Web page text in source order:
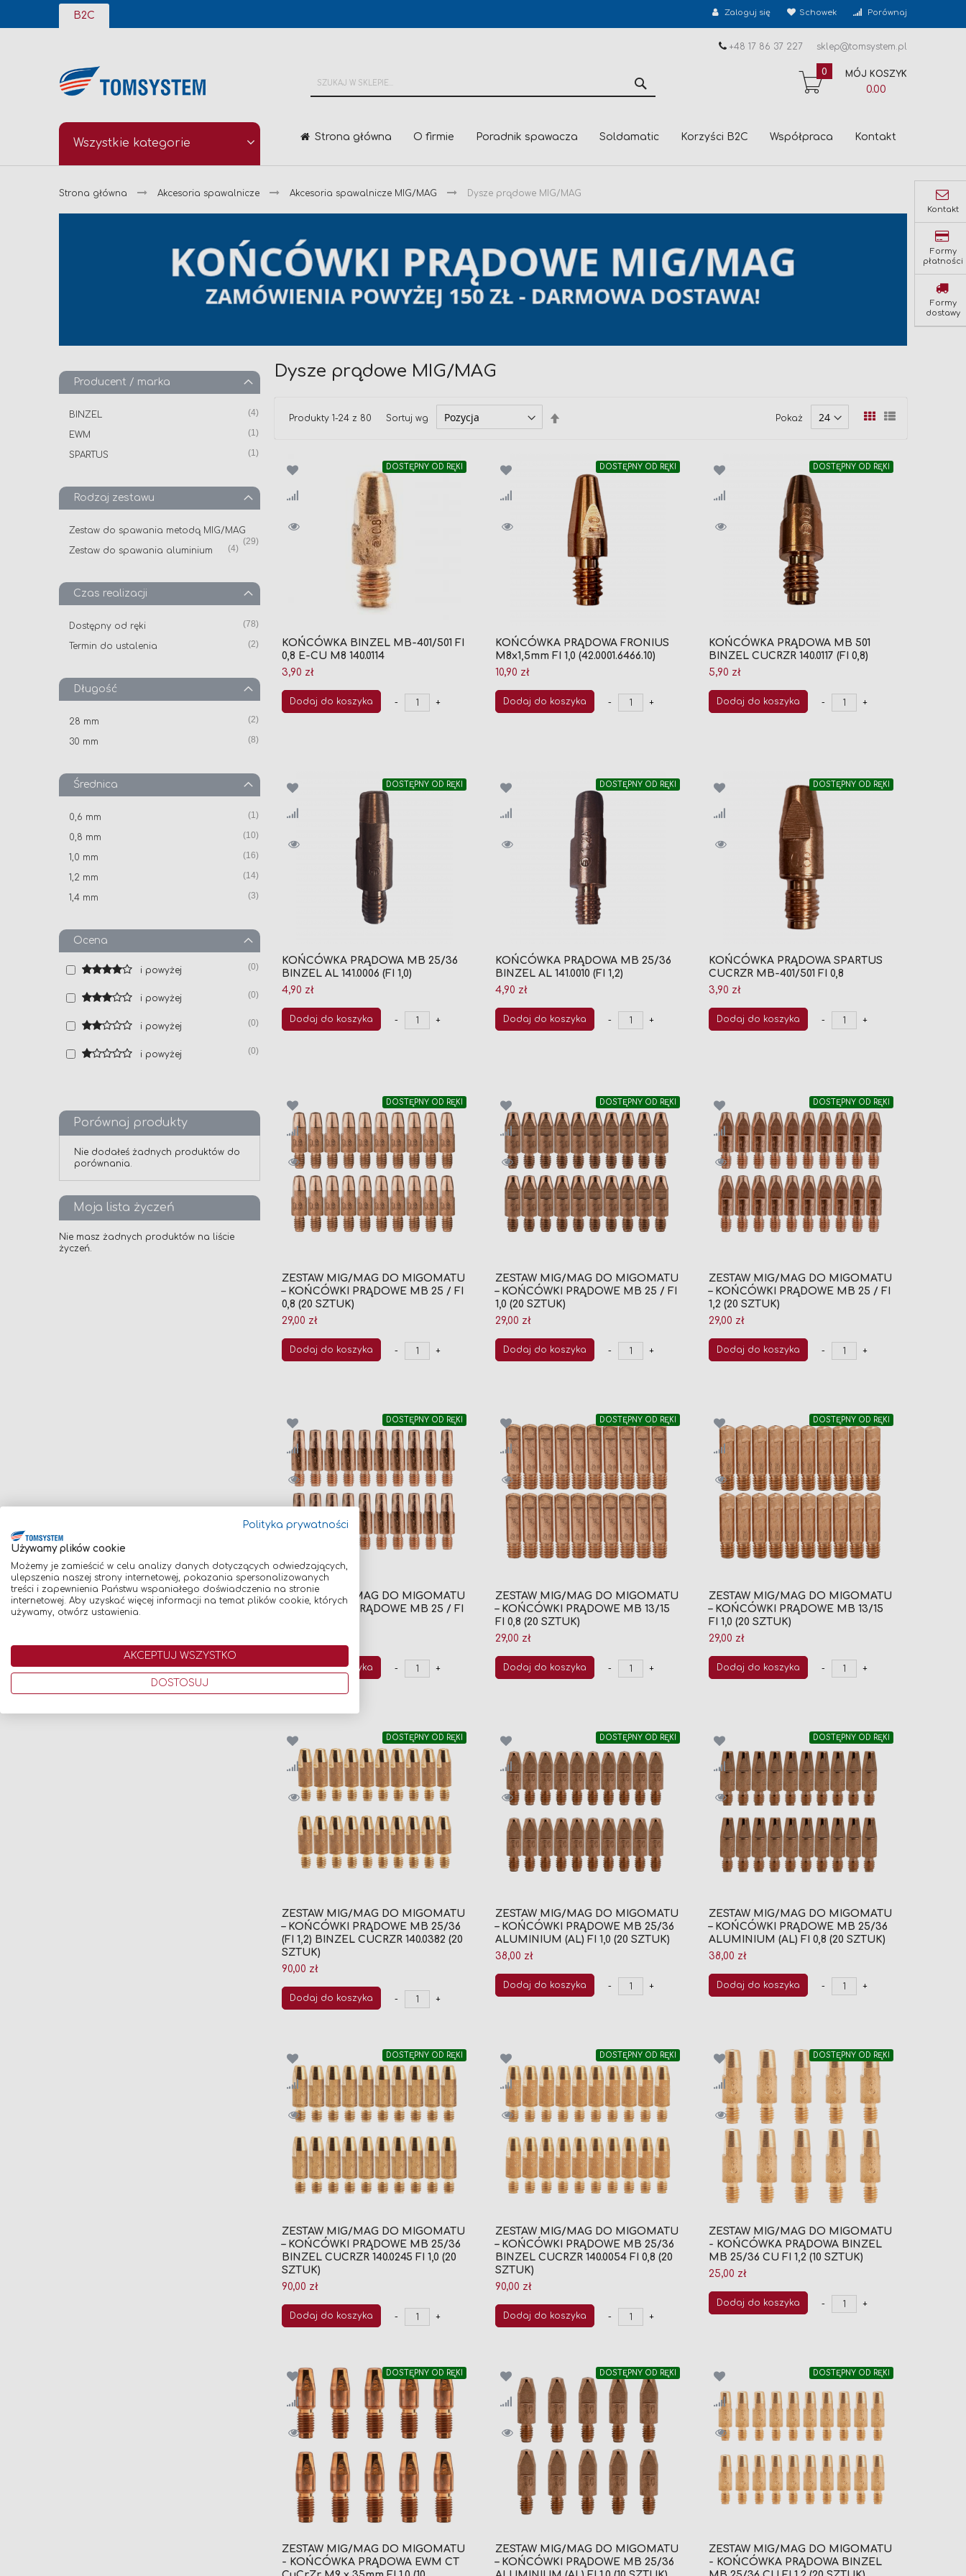
Przejdź
treści
B2C Zaloguj się Schowek Porównaj
+48 17 86 37 227 sklep@tomsystem.pl
MÓJ KOSZYK
0.00
0
Wszystkie kategorie Strona główna O firmie Poradnik spawacza Soldamatic Korzyści B2C Współpraca Kontakt
Strona główna Akcesoria spawalnicze Akcesoria spawalnicze MIG/MAG Dysze prądowe MIG/MAG
Dysze prądowe MIG/MAG
Produkty 1-24 z 80 Sortuj wg
Zobacz
jako
SiatkaLista
Pokaż
DOSTĘPNY OD RĘKI
KOŃCÓWKA BINZEL MB-401/501 FI
0,8 E-CU M8 140.0114
3,90 zł
Dodaj do koszyka - +
DOSTĘPNY OD RĘKI
KOŃCÓWKA PRĄDOWA FRONIUS
M8x1,5mm FI 1,0 (42.0001.6466.10)
10,90 zł
Dodaj do koszyka - +
DOSTĘPNY OD RĘKI
KOŃCÓWKA PRĄDOWA MB 501
BINZEL CUCRZR 140.0117 (FI 0,8)
5,90 zł
Dodaj do koszyka - +
DOSTĘPNY OD RĘKI
KOŃCÓWKA PRĄDOWA MB 25/36
BINZEL AL 141.0006 (FI 1,0)
4,90 zł
Dodaj do koszyka - +
DOSTĘPNY OD RĘKI
KOŃCÓWKA PRĄDOWA MB 25/36
BINZEL AL 141.0010 (FI 1,2)
4,90 zł
Dodaj do koszyka - +
DOSTĘPNY OD RĘKI
KOŃCÓWKA PRĄDOWA SPARTUS
CUCRZR MB-401/501 FI 0,8
3,90 zł
Dodaj do koszyka - +
DOSTĘPNY OD RĘKI
ZESTAW MIG/MAG DO MIGOMATU
– KOŃCÓWKI PRĄDOWE MB 25 / FI
0,8 (20 SZTUK)
29,00 zł
Dodaj do koszyka - +
DOSTĘPNY OD RĘKI
ZESTAW MIG/MAG DO MIGOMATU
– KOŃCÓWKI PRĄDOWE MB 25 / FI
1,0 (20 SZTUK)
29,00 zł
Dodaj do koszyka - +
DOSTĘPNY OD RĘKI
ZESTAW MIG/MAG DO MIGOMATU
– KOŃCÓWKI PRĄDOWE MB 25 / FI
1,2 (20 SZTUK)
29,00 zł
Dodaj do koszyka - +
DOSTĘPNY OD RĘKI
ZESTAW MIG/MAG DO MIGOMATU
– KOŃCÓWKI PRĄDOWE MB 25 / FI
Dodaj do koszyka - +
DOSTĘPNY OD RĘKI
ZESTAW MIG/MAG DO MIGOMATU
– KOŃCÓWKI PRĄDOWE MB 13/15
FI 0,8 (20 SZTUK)
29,00 zł
Dodaj do koszyka - +
DOSTĘPNY OD RĘKI
ZESTAW MIG/MAG DO MIGOMATU
– KOŃCÓWKI PRĄDOWE MB 13/15
FI 1,0 (20 SZTUK)
29,00 zł
Dodaj do koszyka - +
DOSTĘPNY OD RĘKI
ZESTAW MIG/MAG DO MIGOMATU
– KOŃCÓWKI PRĄDOWE MB 25/36
(FI 1,2) BINZEL CUCRZR 140.0382 (20
SZTUK)
90,00 zł
Dodaj do koszyka - +
DOSTĘPNY OD RĘKI
ZESTAW MIG/MAG DO MIGOMATU
– KOŃCÓWKI PRĄDOWE MB 25/36
ALUMINIUM (AL) FI 1,0 (20 SZTUK)
38,00 zł
Dodaj do koszyka - +
DOSTĘPNY OD RĘKI
ZESTAW MIG/MAG DO MIGOMATU
– KOŃCÓWKI PRĄDOWE MB 25/36
ALUMINIUM (AL) FI 0,8 (20 SZTUK)
38,00 zł
Dodaj do koszyka - +
DOSTĘPNY OD RĘKI
ZESTAW MIG/MAG DO MIGOMATU
– KOŃCÓWKI PRĄDOWE MB 25/36
BINZEL CUCRZR 140.0245 FI 1,0 (20
SZTUK)
90,00 zł
Dodaj do koszyka - +
DOSTĘPNY OD RĘKI
ZESTAW MIG/MAG DO MIGOMATU
– KOŃCÓWKI PRĄDOWE MB 25/36
BINZEL CUCRZR 140.0054 FI 0,8 (20
SZTUK)
90,00 zł
Dodaj do koszyka - +
DOSTĘPNY OD RĘKI
ZESTAW MIG/MAG DO MIGOMATU
- KOŃCÓWKA PRĄDOWA BINZEL
MB 25/36 CU FI 1,2 (10 SZTUK)
25,00 zł
Dodaj do koszyka - +
DOSTĘPNY OD RĘKI
ZESTAW MIG/MAG DO MIGOMATU
- KOŃCÓWKA PRĄDOWA EWM CT
DOSTĘPNY OD RĘKI
ZESTAW MIG/MAG DO MIGOMATU
– KOŃCÓWKI PRĄDOWE MB 25/36
DOSTĘPNY OD RĘKI
ZESTAW MIG/MAG DO MIGOMATU
- KOŃCÓWKA PRĄDOWA BINZEL
Kontakt
Formy
płatności
Formy
dostawy
Producent / marka
BINZEL 4produkt
EWM 1produkt
SPARTUS 1produkt
Rodzaj zestawu
Zestaw do spawania metodą MIG/MAG
29produkt
Zestaw do spawania aluminium
4produkt
Czas realizacji
Dostępny od ręki 78produkt
Termin do ustalenia 2produkt
Długość
28 mm 2produkt
30 mm 8produkt
Średnica
0,6 mm 1produkt
0,8 mm 10produkt
1,0 mm 16produkt
1,2 mm 14produkt
1,4 mm 3produkt
Ocena
i powyżej 0
i powyżej 0
i powyżej 0
i powyżej 0
Porównaj produkty
Nie dodałeś żadnych produktów do
porównania.
Moja lista życzeń
Nie masz żadnych produktów na liście
życzeń.
Polityka prywatności
Używamy plików cookie
Możemy je zamieścić w celu analizy danych dotyczących odwiedzających,
ulepszenia naszej strony internetowej, pokazania spersonalizowanych
treści i zapewnienia Państwu wspaniałego doświadczenia na stronie
internetowej. Aby uzyskać więcej informacji na temat plików cookie, których
używamy, otwórz ustawienia.
AKCEPTUJ WSZYSTKO
DOSTOSUJ